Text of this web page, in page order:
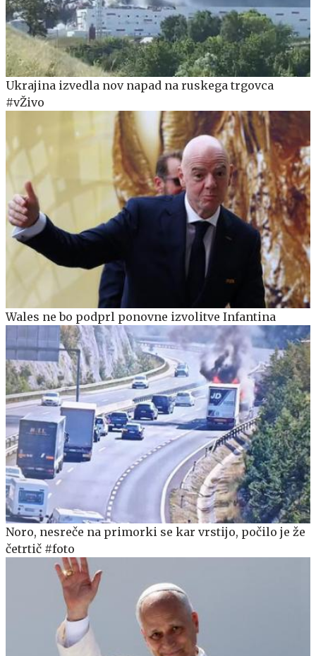
Ukrajina izvedla nov napad na ruskega trgovca
#vŽivo
Wales ne bo podprl ponovne izvolitve Infantina
Noro, nesreče na primorki se kar vrstijo, počilo je že
četrtič #foto